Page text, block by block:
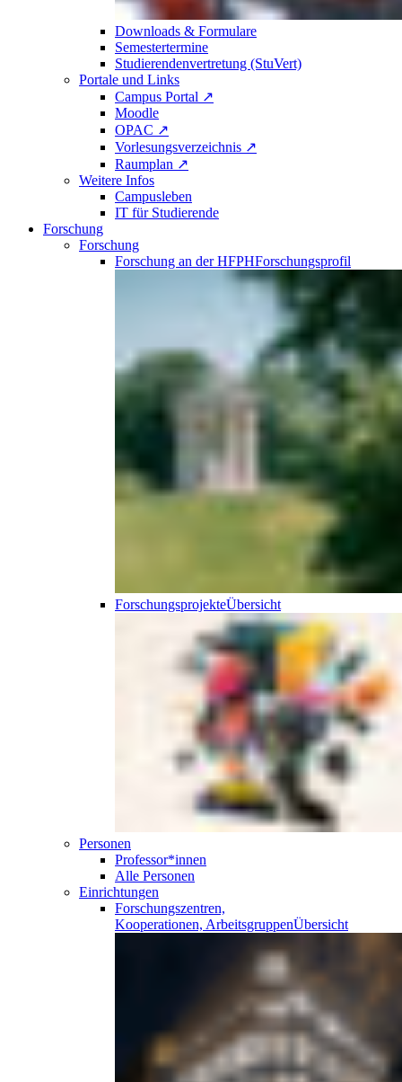
Downloads & Formulare
Semestertermine
Studierendenvertretung (StuVert)
Portale und Links
Campus Portal ↗
Moodle
OPAC ↗
Vorlesungsverzeichnis ↗
Raumplan ↗
Weitere Infos
Campusleben
IT für Studierende
Forschung
Forschung
Forschung an der HFPHForschungsprofil
ForschungsprojekteÜbersicht
Personen
Professor*innen
Alle Personen
Einrichtungen
Forschungszentren,
Kooperationen, ArbeitsgruppenÜbersicht